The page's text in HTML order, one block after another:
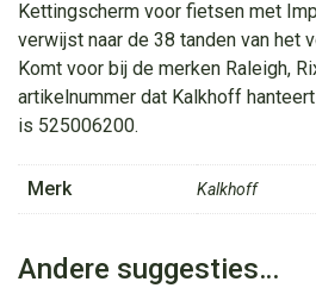
Kettingscherm voor fietsen met
verwijst naar de 38 tanden van het
Komt voor bij de merken Raleigh,
artikelnummer dat Kalkhoff
is 525006200.
Merk Kalkhoff
Andere suggesties…